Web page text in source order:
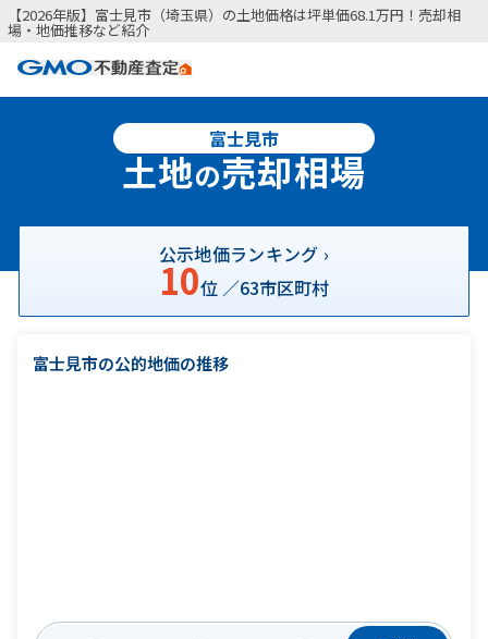
【2026年版】富士見市（埼玉県）の土地価格は坪単価68.1万円！売却相
場・地価推移など紹介
富士見市
土地の売却相場
公示地価ランキング ›
10位 ／63市区町村
富士見市の公的地価の推移